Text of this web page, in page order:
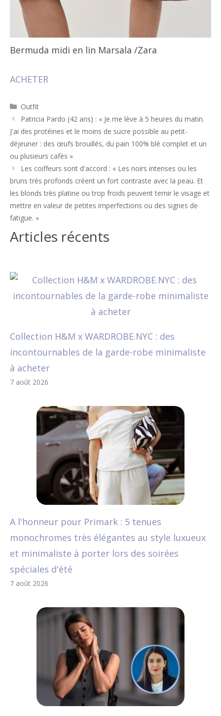
Bermuda midi en lin Marsala /Zara
ACHETER
Catégories
Outfit
Navigation
des
articles
Patricia Pardo (42 ans) : « Je me lève à 5 heures du matin.
J'ai des protéines et le moins de sucre possible au petit-
déjeuner : des œufs brouillés, du pain 100% blé complet et un
ou plusieurs cafés »
Les coiffeurs sont d'accord : « Les noirs intenses ou les
bruns très profonds créent un fort contraste avec la peau. Et
les blonds très platine ou trop froids peuvent ternir le visage et
mettre en valeur de petites imperfections ou des signes de
fatigue. »
Articles récents
Collection H&M x WARDROBE.NYC : des
incontournables de la garde-robe minimaliste
à acheter
7 août 2026
A l'honneur pour Primark : 5 tenues
monochromes très élégantes au style luxueux
et minimaliste à porter lors des soirées
spéciales d'été
7 août 2026